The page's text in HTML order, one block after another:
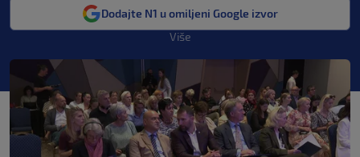
Dodajte N1 u omiljeni Google izvor
Više